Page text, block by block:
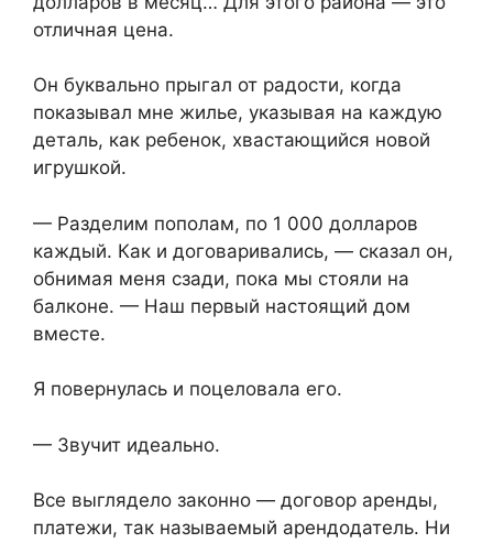
отличная цена.
Он буквально прыгал от радости, когда
показывал мне жилье, указывая на каждую
деталь, как ребенок, хвастающийся новой
игрушкой.
— Разделим пополам, по 1 000 долларов
каждый. Как и договаривались, — сказал он,
обнимая меня сзади, пока мы стояли на
балконе. — Наш первый настоящий дом
вместе.
Я повернулась и поцеловала его.
— Звучит идеально.
Все выглядело законно — договор аренды,
платежи, так называемый арендодатель. Ни